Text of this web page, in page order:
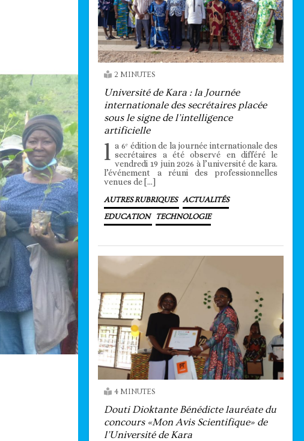
2 MINUTES
Université de Kara : la Journée
internationale des secrétaires placée
sous le signe de l’intelligence
artificielle
l a 6ᵉ édition de la journée internationale des
secrétaires a été observé en différé le
vendredi 19 juin 2026 à l’université de kara.
l’événement a réuni des professionnelles
venues de […]
AUTRES RUBRIQUES ACTUALITÉS
EDUCATION TECHNOLOGIE
4 MINUTES
Douti Dioktante Bénédicte lauréate du
concours «Mon Avis Scientifique» de
l’Université de Kara